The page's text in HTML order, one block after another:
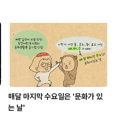
매달 마지막 수요일은 '문화가 있
는 날'